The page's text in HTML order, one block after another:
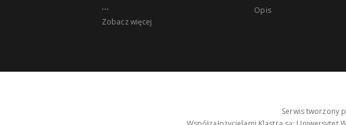
...
Zobacz więcej
Opis
Serwis tworzony